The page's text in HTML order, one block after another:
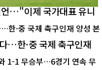
언…"이제 국가대표 유니
…한·중 국제 축구인재